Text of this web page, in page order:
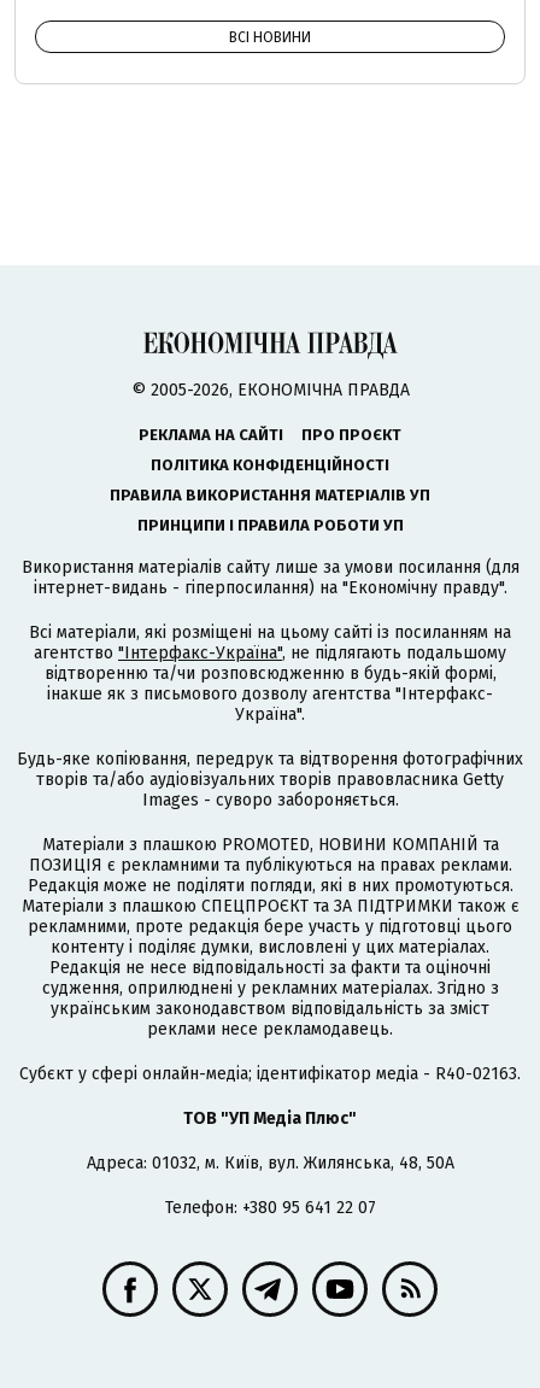
ВСІ НОВИНИ
© 2005-2026, ЕКОНОМІЧНА ПРАВДА
РЕКЛАМА НА САЙТІ
ПРО ПРОЄКТ
ПОЛІТИКА КОНФІДЕНЦІЙНОСТІ
ПРАВИЛА ВИКОРИСТАННЯ МАТЕРІАЛІВ УП
ПРИНЦИПИ І ПРАВИЛА РОБОТИ УП
Використання матеріалів сайту лише за умови посилання (для
інтернет-видань - гіперпосилання) на "Економічну правду".
Всі матеріали, які розміщені на цьому сайті із посиланням на
агентство "Інтерфакс-Україна", не підлягають подальшому
відтворенню та/чи розповсюдженню в будь-якій формі,
інакше як з письмового дозволу агентства "Інтерфакс-
Україна".
Будь-яке копіювання, передрук та відтворення фотографічних
творів та/або аудіовізуальних творів правовласника Getty
Images - суворо забороняється.
Матеріали з плашкою PROMOTED, НОВИНИ КОМПАНІЙ та
ПОЗИЦІЯ є рекламними та публікуються на правах реклами.
Редакція може не поділяти погляди, які в них промотуються.
Матеріали з плашкою СПЕЦПРОЄКТ та ЗА ПІДТРИМКИ також є
рекламними, проте редакція бере участь у підготовці цього
контенту і поділяє думки, висловлені у цих матеріалах.
Редакція не несе відповідальності за факти та оціночні
судження, оприлюднені у рекламних матеріалах. Згідно з
українським законодавством відповідальність за зміст
реклами несе рекламодавець.
Cубєкт у сфері онлайн-медіа; ідентифікатор медіа - R40-02163.
ТОВ "УП Медіа Плюс"
Адреса: 01032, м. Київ, вул. Жилянська, 48, 50А
Телефон: +380 95 641 22 07